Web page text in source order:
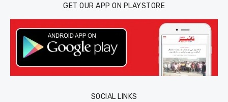
GET OUR APP ON PLAYSTORE
SOCIAL LINKS